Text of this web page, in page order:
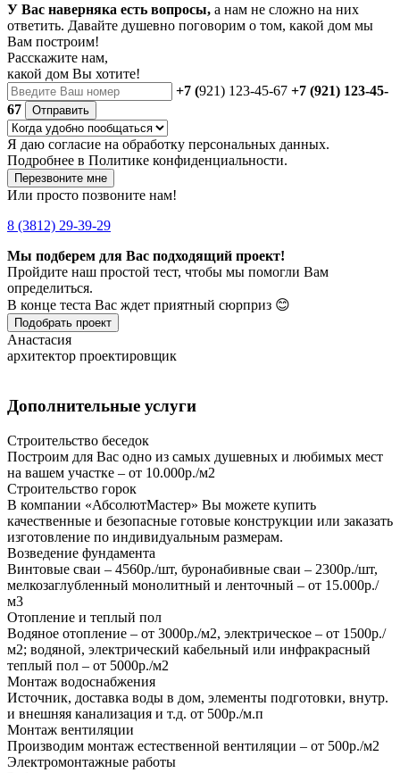
У Вас наверняка есть вопросы, а нам не сложно на них
ответить. Давайте душевно поговорим о том, какой дом мы
Вам построим!
Расскажите нам,
какой дом Вы хотите!
+7 (921) 123-45-67 +7 (921) 123-45-
67
Отправить
Я даю согласие на обработку персональных данных.
Подробнее в Политике конфиденциальности.
Перезвоните мне
Или просто позвоните нам!
8 (3812) 29-39-29
Мы подберем для Вас подходящий проект!
Пройдите наш простой тест, чтобы мы помогли Вам
определиться.
В конце теста Вас ждет приятный сюрприз 😊
Подобрать проект
Анастасия
архитектор проектировщик
Дополнительные услуги
Строительство беседок
Построим для Вас одно из самых душевных и любимых мест
на вашем участке – от 10.000р./м2
Строительство горок
В компании «АбсолютМастер» Вы можете купить
качественные и безопасные готовые конструкции или заказать
изготовление по индивидуальным размерам.
Возведение фундамента
Винтовые сваи – 4560р./шт, буронабивные сваи – 2300р./шт,
мелкозаглубленный монолитный и ленточный – от 15.000р./
м3
Отопление и теплый пол
Водяное отопление – от 3000р./м2, электрическое – от 1500р./
м2; водяной, электрический кабельный или инфракрасный
теплый пол – от 5000р./м2
Монтаж водоснабжения
Источник, доставка воды в дом, элементы подготовки, внутр.
и внешняя канализация и т.д. от 500р./м.п
Монтаж вентиляции
Производим монтаж естественной вентиляции – от 500р./м2
Электромонтажные работы